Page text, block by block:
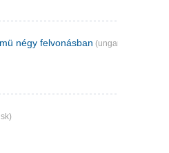
négy felvonásban (ungarsk)